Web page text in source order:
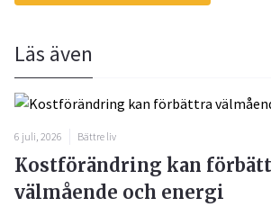
Läs även
6 juli, 2026 Bättre liv
Kostförändring kan
välmående och energi